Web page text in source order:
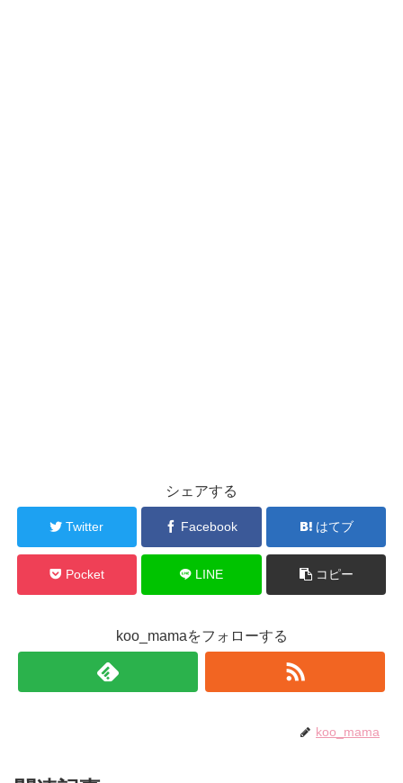
シェアする
Twitter Facebook はてブ
Pocket LINE コピー
koo_mamaをフォローする
koo_mama